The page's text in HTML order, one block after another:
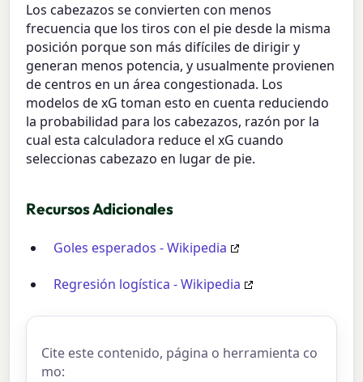
Los cabezazos se convierten con menos
frecuencia que los tiros con el pie desde la misma
posición porque son más difíciles de dirigir y
generan menos potencia, y usualmente provienen
de centros en un área congestionada. Los
modelos de xG toman esto en cuenta reduciendo
la probabilidad para los cabezazos, razón por la
cual esta calculadora reduce el xG cuando
seleccionas cabezazo en lugar de pie.
Recursos Adicionales
Goles esperados - Wikipedia
Regresión logística - Wikipedia
Cite este contenido, página o herramienta co
mo: